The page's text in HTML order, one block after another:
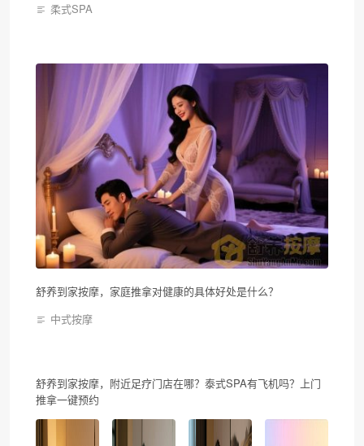
柔式SPA
舒养到家按摩，家庭推拿对健康的具体好处是什么？
中式按摩
舒养到家按摩，附近足疗门店在哪？泰式SPA有飞机吗？上门
推拿一键预约